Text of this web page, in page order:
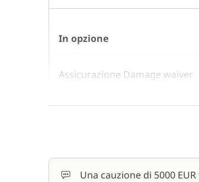
In opzione
Assicurazione Damage waiver
Paddle (SUP)
Una cauzione di 5000